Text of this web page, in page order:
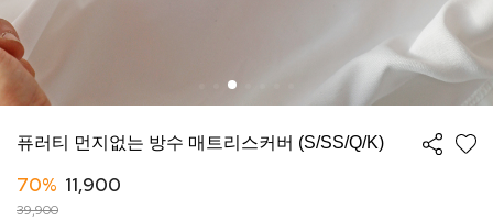
퓨러티 먼지없는 방수 매트리스커버 (S/SS/Q/K)
70% 11,900
39,900